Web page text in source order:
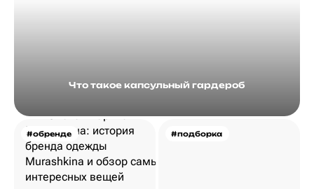
Что такое капсульный гардероб
#обренде #подборка